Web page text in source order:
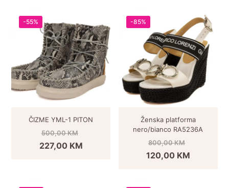
-55%
ČIZME YML-1 PITON
500,00KM
227,00 KM
-85%
Ženska platforma
nero/bianco RA5236A
800,00KM
120,00 KM